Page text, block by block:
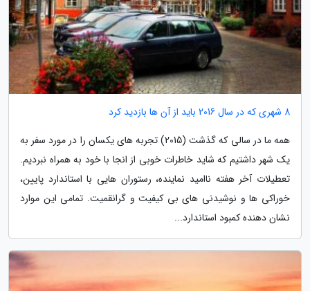
8 شهری که در سال 2016 باید از آن ها بازدید کرد
همه ما در سالی که گذشت (2015) تجربه های یکسان را در مورد سفر به
یک شهر داشتیم که شاید خاطرات خوبی از انجا با خود به همراه نبردیم.
تعطیلات آخر هفته ناامید نماینده، رستوران هایی با استاندارد پایین،
خوراکی ها و نوشیدنی های بی کیفیت و گران­قمیت. تمامی این موارد
نشان دهنده کمبود استاندارد...